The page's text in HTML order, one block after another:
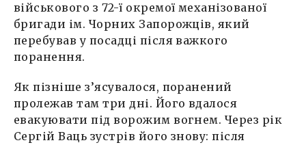
військового з 72-ї окремої механізованої
бригади ім. Чорних Запорожців, який
перебував у посадці після важкого
поранення.
Як пізніше з’ясувалося, поранений
пролежав там три дні. Його вдалося
евакуювати під ворожим вогнем. Через рік
Сергій Ваць зустрів його знову: після